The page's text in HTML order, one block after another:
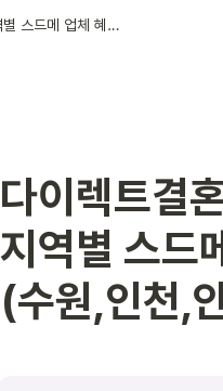
다이렉트결혼준비 지역별 스드메 업체 혜택안내 (수원,인천,안산,부천)
다이렉트결
지역별 스드
(수원,인천,